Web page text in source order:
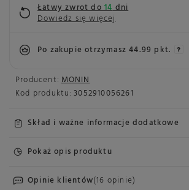
Producent: MONIN
Kod produktu: 3052910056261
Skład i ważne informacje dodatkowe
Pokaż opis produktu
Opinie klientów(16 opinie)
Łatwy zwrot do14dni
Dowiedz się więcej
Po zakupie otrzymasz44.99 pkt.